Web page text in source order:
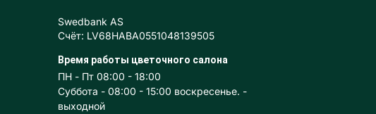
Swedbank AS
Счёт: LV68HABA0551048139505
Время работы цветочного салона
ПН - Пт 08:00 - 18:00
Суббота - 08:00 - 15:00 воскресенье. -
выходной